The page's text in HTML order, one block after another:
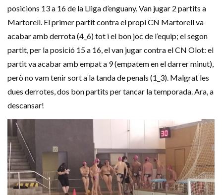
posicions 13 a 16 de la Lliga d’enguany. Van jugar 2 partits a
Martorell. El primer partit contra el propi CN Martorell va
acabar amb derrota (4_6) tot i el bon joc de l’equip; el segon
partit, per la posició 15 a 16, el van jugar contra el CN Olot: el
partit va acabar amb empat a 9 (empatem en el darrer minut),
però no vam tenir sort a la tanda de penals (1_3). Malgrat les
dues derrotes, dos bon partits per tancar la temporada. Ara, a
descansar!